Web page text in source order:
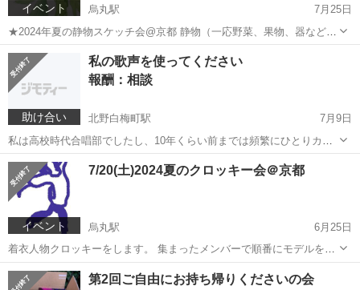
イベント 烏丸駅
7月25日
★2024年夏の静物スケッチ会@京都 静物（一応野菜、果物、器など)
を持ってくるので自由にスケッチしましょう。 日時:2024年8月24日
(土)13:30-16:30 場所: リプルナサロン (京都府京都市下...
京都 京都市 烏丸駅 ワークショップ
助け合い
私の歌声を使ってください
報酬：相談
北野白梅町駅
7月9日
私は高校時代合唱部でしたし、10年くらい前までは頻繁にひとりカラ
オケもしていたので、私の歌声が誰かのお役に立てればと思い投稿し
ます。 ただ色々と面倒かもしれません。 ・顔出しはNGです。 ・楽譜
は簡単なのは読めます...
京都 京都市 北野白梅町駅 手伝いたい/助けたい
イベント
7/20(土)2024夏のクロッキー会＠京都
烏丸駅
6月25日
着衣人物クロッキーをします。 集まったメンバーで順番にモデルをし
て描きます。 （指導とかはありません） 日時：2024年7月20日（土）
13:30～16:30 会場：京都市男女共同参画センター ウィングス京都
京都 京都市 烏丸駅 その他 会場
第2回ご自由にお持ち帰りくださいの会